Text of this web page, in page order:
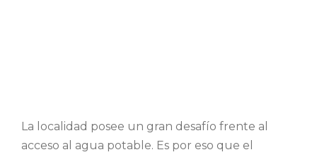
La localidad posee un gran desafío frente al
acceso al agua potable. Es por eso que el